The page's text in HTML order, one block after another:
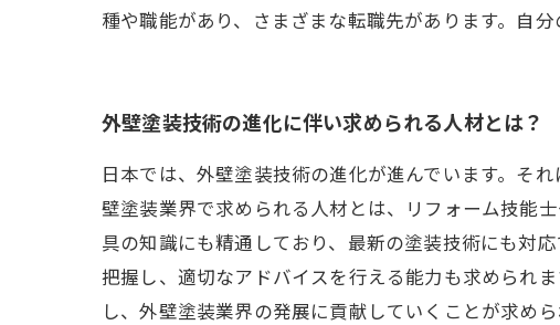
種や職能があり、さまざまな転職先があります。自
外壁塗装技術の進化に伴い求められる人材とは？
日本では、外壁塗装技術の進化が進んでいます。そ
壁塗装業界で求められる人材とは、リフォーム技能
具の知識にも精通しており、最新の塗装技術にも対
把握し、適切なアドバイスを行える能力も求められ
し、外壁塗装業界の発展に貢献していくことが求めら